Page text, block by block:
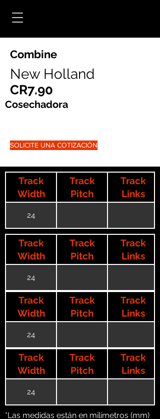
Combine
New Holland
CR7.90
Cosechadora
SOLICITE UNA COTIZACIÓN
Track
Width
Track
Pitch
Track
Links
24
Track
Width
Track
Pitch
Track
Links
24
Track
Width
Track
Pitch
Track
Links
24
Track
Width
Track
Pitch
Track
Links
24
*Las medidas están en milímetros (mm)